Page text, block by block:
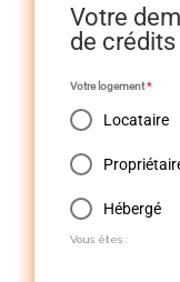
Votre
de crédits
Votre logement*
Locataire
Hébergé
Vous êtes :